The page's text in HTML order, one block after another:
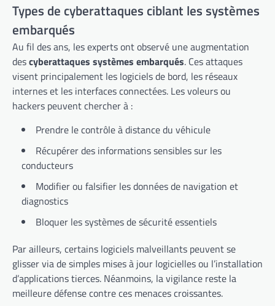
Types de cyberattaques ciblant les systèmes
embarqués
Au fil des ans, les experts ont observé une augmentation
descyberattaques systèmes embarqués. Ces attaques
visent principalement les logiciels de bord, les réseaux
internes et les interfaces connectées. Les voleurs ou
hackers peuvent chercher à :
Prendre le contrôle à distance du véhicule
Récupérer des informations sensibles sur les
conducteurs
Modifier ou falsifier les données de navigation et
diagnostics
Bloquer les systèmes de sécurité essentiels
Par ailleurs, certains logiciels malveillants peuvent se
glisser via de simples mises à jour logicielles ou l’installation
d’applications tierces. Néanmoins, la vigilance reste la
meilleure défense contre ces menaces croissantes.